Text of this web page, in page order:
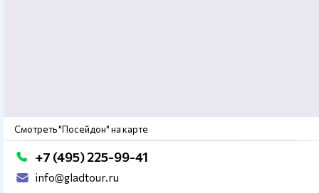
Смотреть "Посейдон" на карте
+7 (495) 225-99-41
info@gladtour.ru